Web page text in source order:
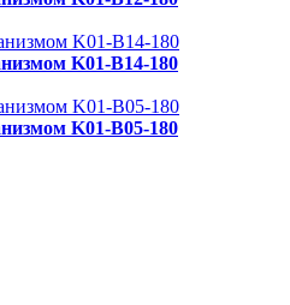
K01-B14-180
K01-B05-180